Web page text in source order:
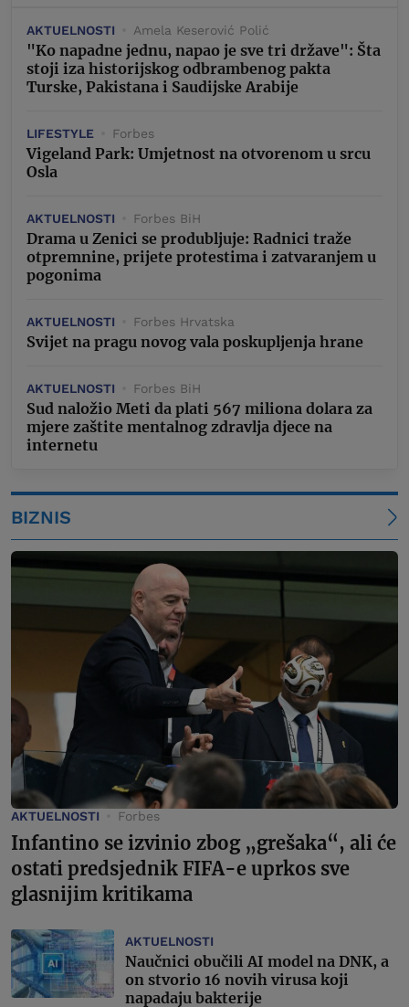
AKTUELNOSTI Amela Keserović Polić
"Ko napadne jednu, napao je sve tri države": Šta
stoji iza historijskog odbrambenog pakta
Turske, Pakistana i Saudijske Arabije
LIFESTYLE Forbes
Vigeland Park: Umjetnost na otvorenom u srcu
Osla
AKTUELNOSTI Forbes BiH
Drama u Zenici se produbljuje: Radnici traže
otpremnine, prijete protestima i zatvaranjem u
pogonima
AKTUELNOSTI Forbes Hrvatska
Svijet na pragu novog vala poskupljenja hrane
AKTUELNOSTI Forbes BiH
Sud naložio Meti da plati 567 miliona dolara za
mjere zaštite mentalnog zdravlja djece na
internetu
BIZNIS
AKTUELNOSTI Forbes
Infantino se izvinio zbog „grešaka“, ali će
ostati predsjednik FIFA-e uprkos sve
glasnijim kritikama
AKTUELNOSTI
Naučnici obučili AI model na DNK, a
on stvorio 16 novih virusa koji
napadaju bakterije